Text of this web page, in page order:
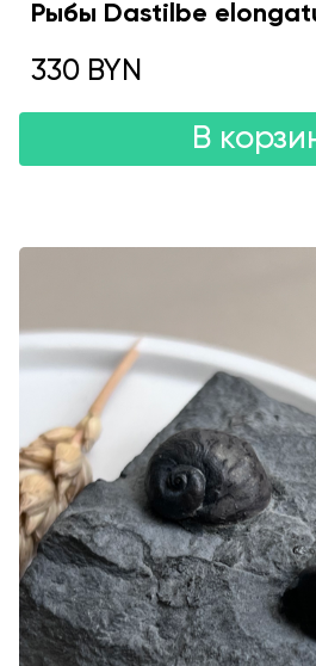
Рыбы Dastilbe
330 BYN
В